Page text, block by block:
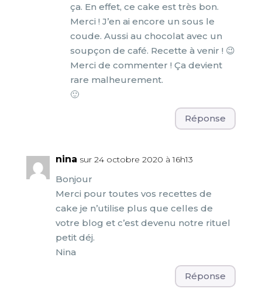
ça. En effet, ce cake est très bon.
Merci ! J’en ai encore un sous le
coude. Aussi au chocolat avec un
soupçon de café. Recette à venir ! 😉
Merci de commenter ! Ça devient
rare malheurement.
🙂
Réponse
nina sur 24 octobre 2020 à 16h13
Bonjour
Merci pour toutes vos recettes de
cake je n’utilise plus que celles de
votre blog et c’est devenu notre rituel
petit déj.
Nina
Réponse